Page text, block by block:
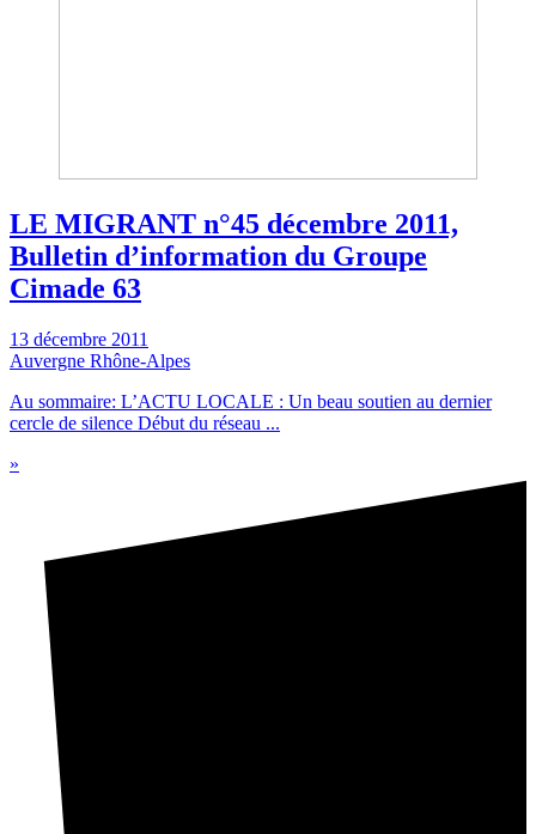
LE MIGRANT n°45 décembre 2011,
Bulletin d’information du Groupe
Cimade 63
13 décembre 2011
Auvergne Rhône-Alpes
Au sommaire: L’ACTU LOCALE : Un beau soutien au dernier
cercle de silence Début du réseau ...
»